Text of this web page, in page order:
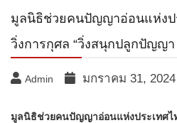
มูลนิธิช่วยคนปัญญาอ่อนแห่งป
วิ่งการกุศล “วิ่งสนุกปลูกปัญญา
Admin มกราคม 31, 2024
มูลนิธิช่วยคนปัญญาอ่อนแห่งประเทศไ